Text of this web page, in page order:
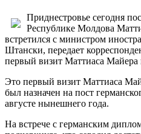
Приднестровье сегодня
Республике Молдова
встретился с министром
Штански, передает
первый визит Маттиаса
Это первый визит Маттиаса
был назначен на пост
августе нынешнего года.
На встрече с германским